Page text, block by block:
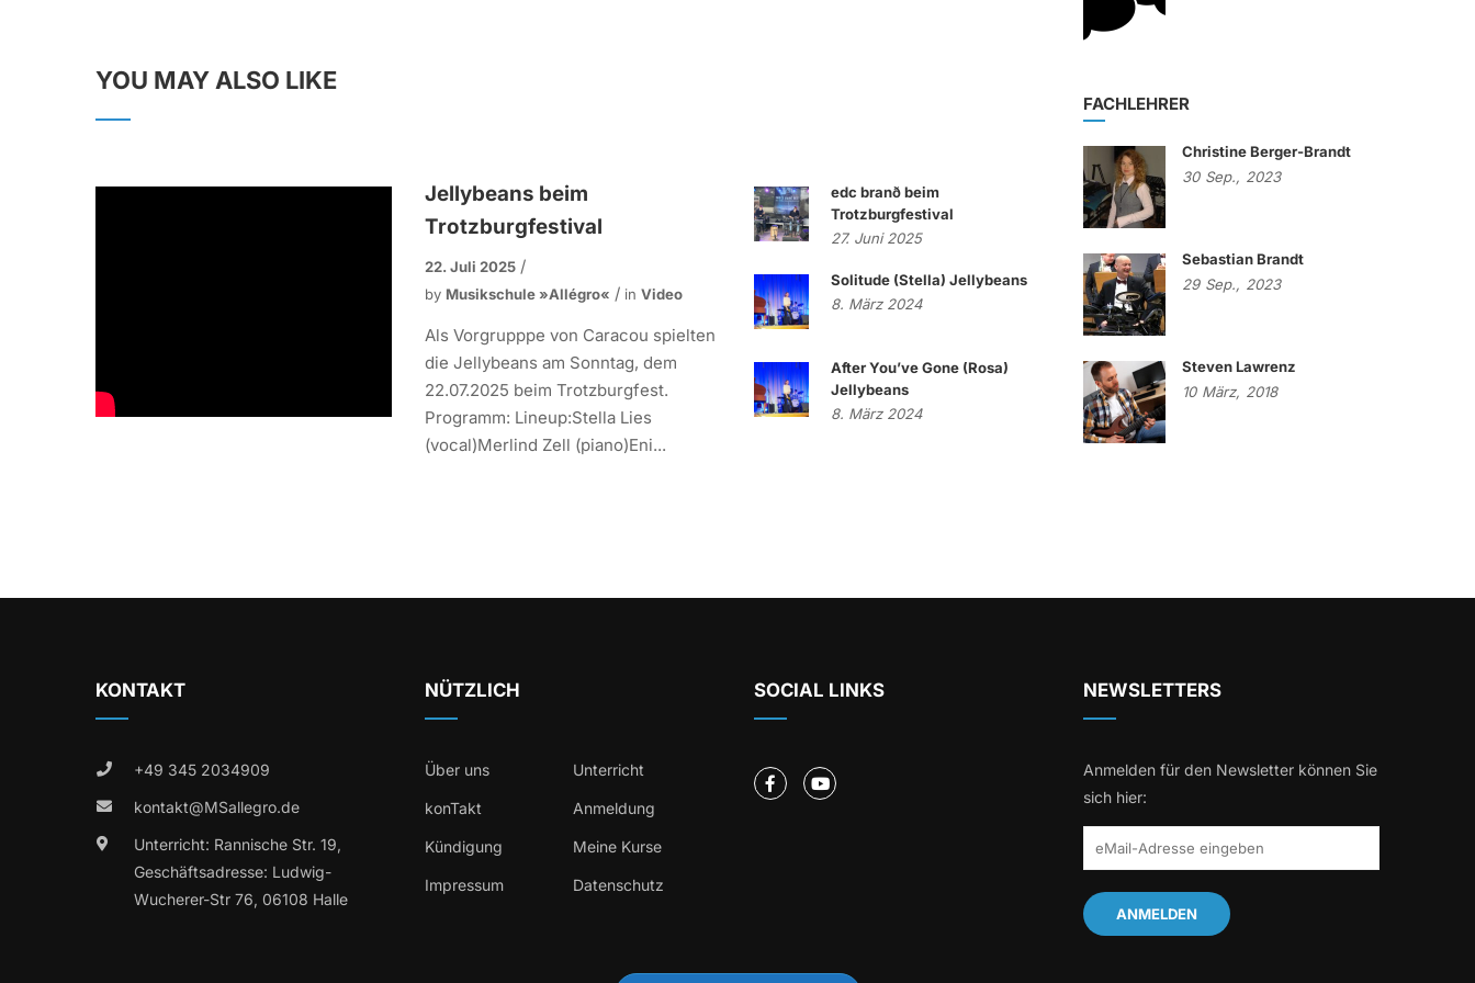
YOU MAY ALSO LIKE
Jellybeans beim
Trotzburgfestival
22. Juli 2025
by Musikschule »allégro« in Video
Als Vorgrupppe von Caracou spielten
die Jellybeans am Sonntag, dem
22.07.2025 beim Trotzburgfest.
Programm: Lineup:Stella Lies
(vocal)Merlind Zell (piano)Eni...
edc branð beim
Trotzburgfestival
27. Juni 2025
Solitude (Stella) Jellybeans
8. März 2024
After You’ve Gone (Rosa)
Jellybeans
8. März 2024
FACHLEHRER
Christine Berger-Brandt
30 Sep., 2023
Sebastian Brandt
29 Sep., 2023
Steven Lawrenz
10 März, 2018
KONTAKT
+49 345 2034909
kontakt@MSallegro.de
Unterricht: Rannische Str. 19,
Geschäftsadresse: Ludwig-
Wucherer-Str 76, 06108 Halle
NÜTZLICH
Über uns Unterricht
konTakt Anmeldung
Kündigung Meine Kurse
Impressum Datenschutz
SOCIAL LINKS NEWSLETTERS
Anmelden für den Newsletter können Sie
sich hier: